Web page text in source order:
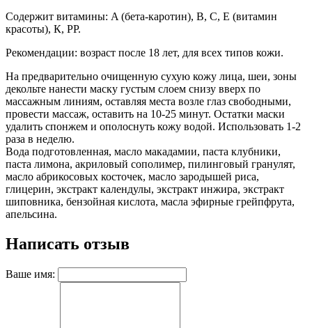
Содержит витамины: A (бета-каротин), B, C, E (витамин
красоты), К, PP.
Рекомендации: возраст после 18 лет, для всех типов кожи.
На предварительно очищенную сухую кожу лица, шеи, зоны
декольте нанести маску густым слоем снизу вверх по
массажным линиям, оставляя места возле глаз свободными,
провести массаж, оставить на 10-25 минут. Остатки маски
удалить спонжем и ополоснуть кожу водой. Использовать 1-2
раза в неделю.
Вода подготовленная, масло макадамии, паста клубники,
паста лимона, акриловый сополимер, пилинговый гранулят,
масло абрикосовых косточек, масло зародышей риса,
глицерин, экстракт календулы, экстракт инжира, экстракт
шиповника, бензойная кислота, масла эфирные грейпфрута,
апельсина.
Написать отзыв
Ваше имя: